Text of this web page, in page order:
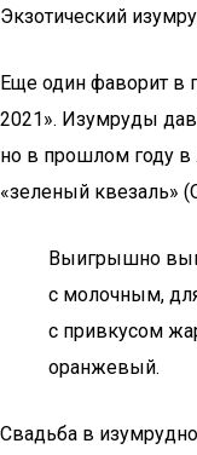
Экзотический
Еще один фаворит в
2021». Изумруды
но в прошлом году в
«зеленый квезаль»
Выигрышно
с молочным,
с привкусом
оранжевый.
Свадьба в